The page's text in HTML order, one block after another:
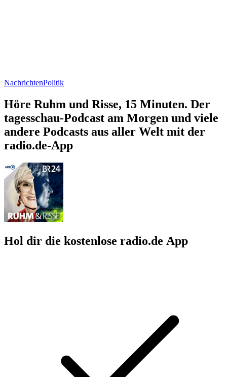
NachrichtenPolitik
Höre Ruhm und Risse, 15 Minuten. Der
tagesschau-Podcast am Morgen und viele
andere Podcasts aus aller Welt mit der
radio.de-App
Hol dir die kostenlose radio.de App